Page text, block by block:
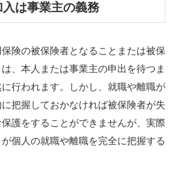
は事業主の義務
保険の被保険者となることまたは被保
、本人または事業主の申出を待つま
行われます。しかし、就職や離職が
把握しておかなければ被保険者が失
護をすることができませんが、実際
個人の就職や離職を完全に把握する